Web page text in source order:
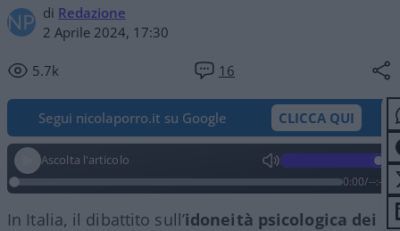
di Redazione
2 Aprile 2024, 17:30
5.7k 16
Segui nicolaporro.it su Google CLICCA QUI
Ascolta l'articolo
0:00/--:--
In Italia, il dibattito sull’idoneità psicologica dei